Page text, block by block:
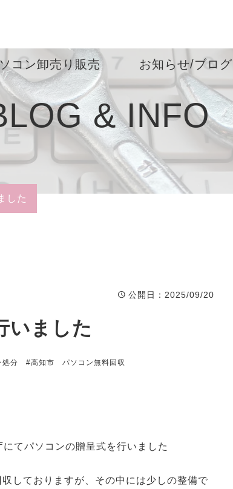
コン卸売り販売 お知らせ/ブログ
& INFO
した
公開日 ：2025/09/20
いました
分 #高知市 パソコン無料回収
てパソコンの贈呈式を行いました
しておりますが、その中には少しの整備で